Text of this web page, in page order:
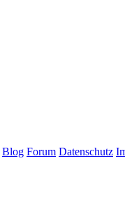
Blog Forum Datenschutz